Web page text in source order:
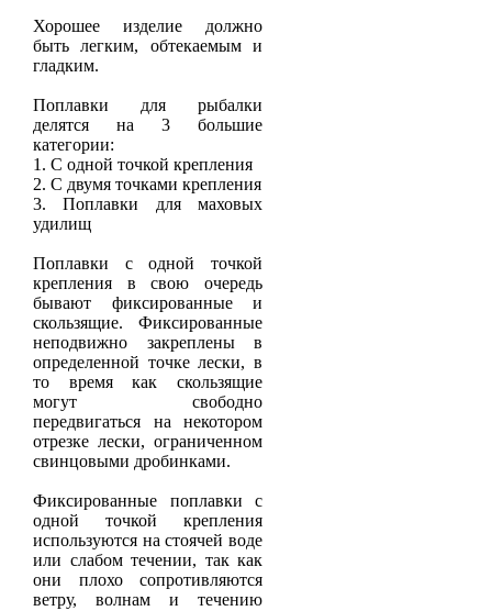
Хорошее изделие должно
быть легким, обтекаемым и
гладким.
Поплавки для рыбалки
делятся на 3 большие
категории:
1. С одной точкой крепления
2. С двумя точками крепления
3. Поплавки для маховых
удилищ
Поплавки с одной точкой
крепления в свою очередь
бывают фиксированные и
скользящие. Фиксированные
неподвижно закреплены в
определенной точке лески, в
то время как скользящие
могут свободно
передвигаться на некотором
отрезке лески, ограниченном
свинцовыми дробинками.
Фиксированные поплавки с
одной точкой крепления
используются на стоячей воде
или слабом течении, так как
они плохо сопротивляются
ветру, волнам и течению